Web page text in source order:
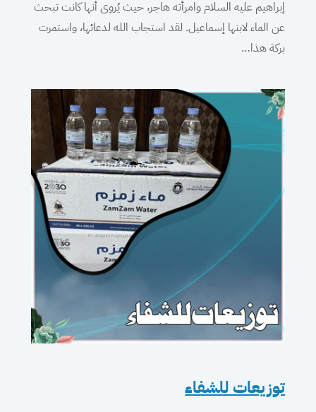
إبراهيم عليه السلام وامرأته هاجر، حيث يُروى أنها كانت تبحث
عن الماء لابنها إسماعيل. لقد استجاب الله لدعائها، واستمرت
بركة هذا…
توزيعات للشفاء